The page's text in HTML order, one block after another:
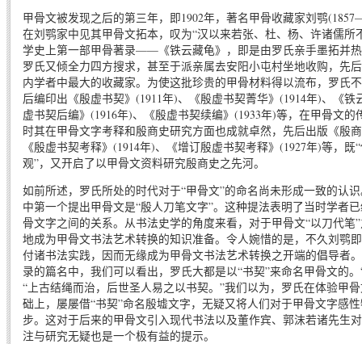
甲骨文被发现之后的第三年，即1902年，著名甲骨收藏家刘鹗
在刘鹗家中见其甲骨文拓本，叹为“汉以来若张、杜、杨、许诸儒所
学史上第一部甲骨著录——《铁云藏龟》，即是由罗氏亲手墨拓并
罗氏又倾全力四方搜求，甚至于派亲属去安阳小屯村坐地收购，先
内学者中最大的收藏家。为使这批珍贵的甲骨材料得以流布，罗氏
后编印出《殷虚书契》(1911年)、《殷虚书契菁华》(1914年)、《铁
虚书契后编》(1916年)、《殷虚书契续编》(1933年)等，在甲骨文
时其在甲骨文字考释和殷商史研究方面也成就卓然，先后出版《殷
《殷虚书契考释》(1914年)、《增订殷虚书契考释》(1927年)等，
观”，又开启了以甲骨文资料研究殷商史之先河。
如前所述，罗氏所处的时代对于“甲骨文”的命名尚未形成一致的认
中第一个提出甲骨文是“殷人刀笔文字”。这种提法表明了当时学者
骨文字之间的关系。从书法史学的角度来看，对于甲骨文“以刀代笔
地成为甲骨文书法艺术转换的知识准备。令人婉惜的是，不久刘鹗
付诸书法实践，因而无缘成为甲骨文书法艺术转换之开端的倡导者
录的篇名中，我们可以看出，罗氏大都是以“书契”来命名甲骨文的
“上古结绳而治，后世圣人易之以书契。”我们以为，罗氏在体验甲
础上，屡屡借“书契”命名殷墟文字，无疑又将人们对于甲骨文字感
步。这对于后来的甲骨文引入现代书法以及董作宾、郭沫若诸先生
注与研究无疑也是一个极有益的提示。